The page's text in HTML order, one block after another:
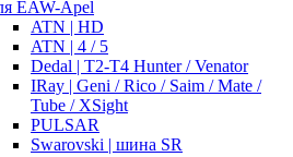
EAW-Apel
ATN | HD
ATN | 4 / 5
Dedal | T2-T4 Hunter / Venator
IRay | Geni / Rico / Saim / Mate /
Tube / XSight
PULSAR
Swarovski | шина SR